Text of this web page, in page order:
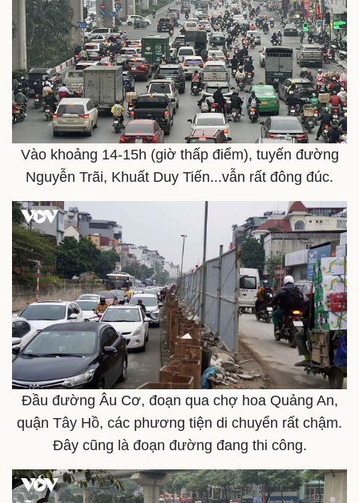
Thể thao
Bóng đá
Lịch thi đấu bóng đá
Thế giới thể thao
eSports
Hậu trường
Ô tô - Xe máy
Ô tô
Xe máy
Tư vấn
Vào khoảng 14-15h (giờ thấp điểm), tuyến đường
Nguyễn Trãi, Khuất Duy Tiến...vẫn rất đông đúc.
Đầu đường Âu Cơ, đoạn qua chợ hoa Quảng An,
quận Tây Hồ, các phương tiện di chuyển rất chậm.
Đây cũng là đoạn đường đang thi công.